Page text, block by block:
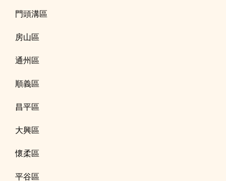
門頭溝區
房山區
通州區
順義區
昌平區
大興區
懷柔區
平谷區